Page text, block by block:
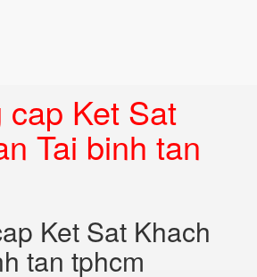
cap Ket Sat
Tai binh tan
Ket Sat Khach
tan tphcm